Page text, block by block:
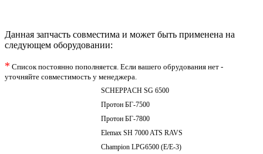
Данная запчасть совместима и может быть применена на
следующем оборудовании:
* Список постоянно пополняется. Если вашего обрудования нет -
уточняйте совместимость у менеджера.
SCHEPPACH SG 6500
Протон БГ-7500
Протон БГ-7800
Elemax SH 7000 ATS RAVS
Champion LPG6500 (E/E-3)